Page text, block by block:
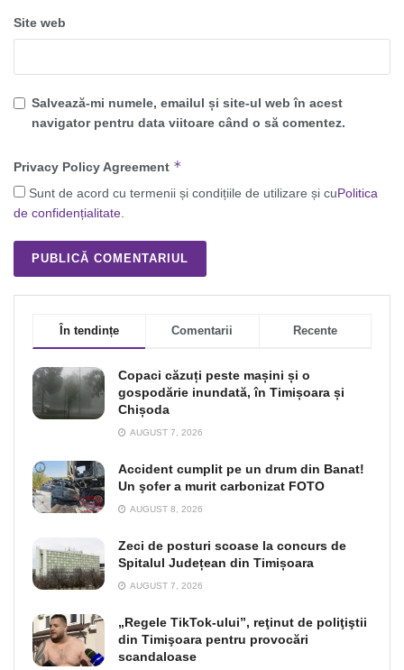
Site web
Salvează-mi numele, emailul și site-ul web în acest
navigator pentru data viitoare când o să comentez.
Privacy Policy Agreement *
Sunt de acord cu termenii și condițiile de utilizare și cuPolitica
de confidențialitate.
În tendințe Comentarii Recente
Copaci căzuți peste mașini și o
gospodărie inundată, în Timișoara și
Chișoda
AUGUST 7, 2026
Accident cumplit pe un drum din Banat!
Un şofer a murit carbonizat FOTO
AUGUST 8, 2026
Zeci de posturi scoase la concurs de
Spitalul Județean din Timișoara
AUGUST 7, 2026
„Regele TikTok-ului”, reţinut de poliţiştii
din Timişoara pentru provocări
scandaloase